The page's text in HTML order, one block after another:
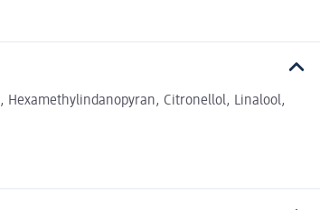
Hexamethylindanopyran, Citronellol, Linalool,